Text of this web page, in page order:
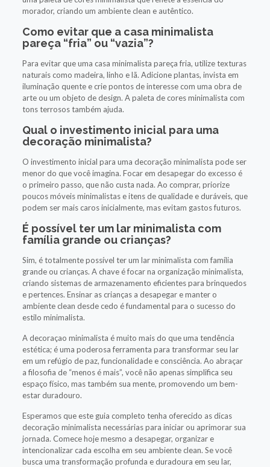
morador, criando um ambiente clean e autêntico.
Como evitar que a casa minimalista
pareça “fria” ou “vazia”?
Para evitar que uma casa minimalista pareça fria, utilize texturas
naturais como madeira, linho e lã. Adicione plantas, invista em
iluminação quente e crie pontos de interesse com uma obra de
arte ou um objeto de design. A paleta de cores minimalista com
tons terrosos também ajuda.
Qual o investimento inicial para uma
decoração minimalista?
O investimento inicial para uma decoração minimalista pode ser
menor do que você imagina. Focar em desapegar do excesso é
o primeiro passo, que não custa nada. Ao comprar, priorize
poucos móveis minimalistas e itens de qualidade e duráveis, que
podem ser mais caros inicialmente, mas evitam gastos futuros.
É possível ter um lar minimalista com
família grande ou crianças?
Sim, é totalmente possível ter um lar minimalista com família
grande ou crianças. A chave é focar na organização minimalista,
criando sistemas de armazenamento eficientes para brinquedos
e pertences. Ensinar as crianças a desapegar e manter o
ambiente clean desde cedo é fundamental para o sucesso do
estilo minimalista.
A decoraçao minimalista é muito mais do que uma tendência
estética; é uma poderosa ferramenta para transformar seu lar
em um refúgio de paz, funcionalidade e consciência. Ao abraçar
a filosofia de “menos é mais”, você não apenas simplifica seu
espaço físico, mas também sua mente, promovendo um bem-
estar duradouro.
Esperamos que este guia completo tenha oferecido as dicas
decoração minimalista necessárias para iniciar ou aprimorar sua
jornada. Comece hoje mesmo a desapegar, organizar e
intencionalizar cada escolha em seu ambiente clean. Se você
busca uma transformação profunda e duradoura em seu lar,